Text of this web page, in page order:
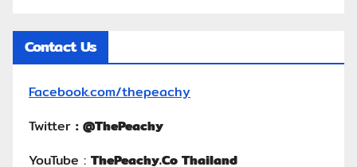
Contact Us
Facebook.com/thepeachy
Twitter : @ThePeachy
YouTube : ThePeachy.Co Thailand